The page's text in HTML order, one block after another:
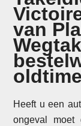
van
Heeft u een
ongeval moet